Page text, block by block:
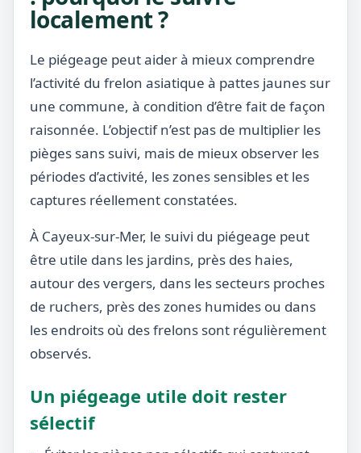
localement ?
Le piégeage peut aider à mieux comprendre
l’activité du frelon asiatique à pattes jaunes sur
une commune, à condition d’être fait de façon
raisonnée. L’objectif n’est pas de multiplier les
pièges sans suivi, mais de mieux observer les
périodes d’activité, les zones sensibles et les
captures réellement constatées.
À Cayeux-sur-Mer, le suivi du piégeage peut
être utile dans les jardins, près des haies,
autour des vergers, dans les secteurs proches
de ruchers, près des zones humides ou dans
les endroits où des frelons sont régulièrement
observés.
Un piégeage utile doit rester
sélectif